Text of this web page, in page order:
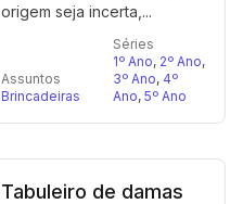
origem seja incerta,...
Assuntos
Brincadeiras
Séries
1º Ano, 2º Ano,
3º Ano, 4º
Ano, 5º Ano
Tabuleiro de damas